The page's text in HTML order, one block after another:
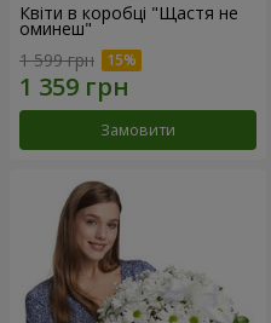
Квіти в коробці "Щастя не
оминеш"
1 599 грн
Замовити